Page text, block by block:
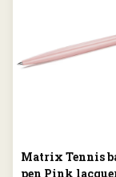
Matrix Tennis
pen Pink